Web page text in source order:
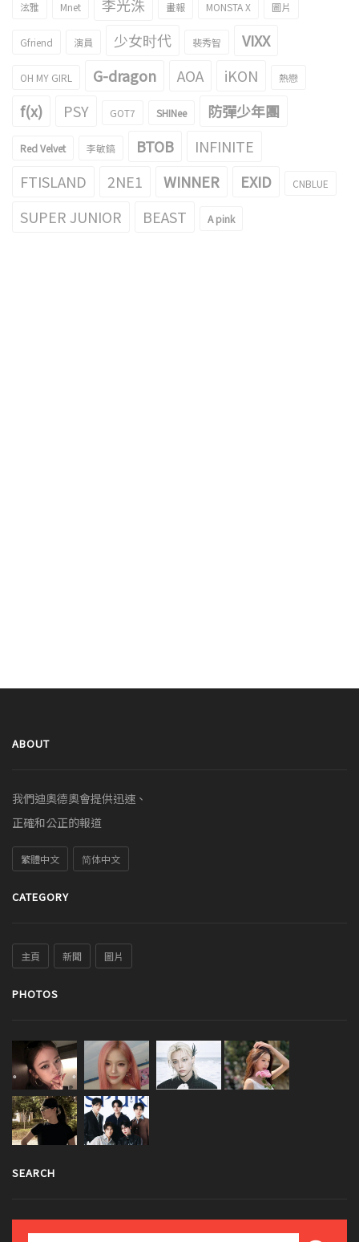
泫雅 Mnet 李光洙 畫報 MONSTA X 圖片
Gfriend 演員 少女时代 裴秀智 VIXX
OH MY GIRL G-dragon AOA iKON 熱戀
f(x) PSY GOT7 SHINee 防彈少年團
Red Velvet 李敏鎬 BTOB
INFINITE
FTISLAND
2NE1 WINNER EXID CNBLUE
SUPER JUNIOR BEAST A pink
ABOUT
我們迪奧德奧會提供迅速、
正確和公正的報道
繁體中文 简体中文
CATEGORY
主頁 新聞 圖片
PHOTOS
SEARCH